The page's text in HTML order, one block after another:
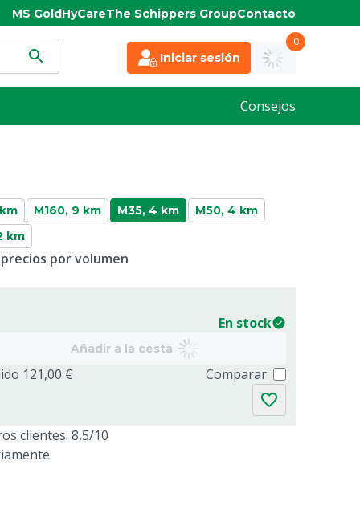
MS GoldHyCareThe Schippers GroupContacto
Iniciar sesión
0
Consejos
M160, 9 km M35, 4 km
M50, 4 km
km
En stock
Añadir a la cesta
121,00 € Comparar
por volumen
clientes: 8,5/10